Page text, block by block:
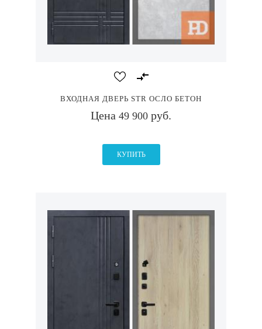
ВХОДНАЯ ДВЕРЬ STR ОСЛО БЕТОН
Цена 49 900 руб.
КУПИТЬ